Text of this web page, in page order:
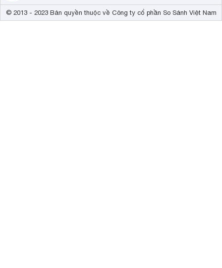
© 2013 - 2023 Bản quyền thuộc về Công ty cổ phần So Sánh Việt Nam